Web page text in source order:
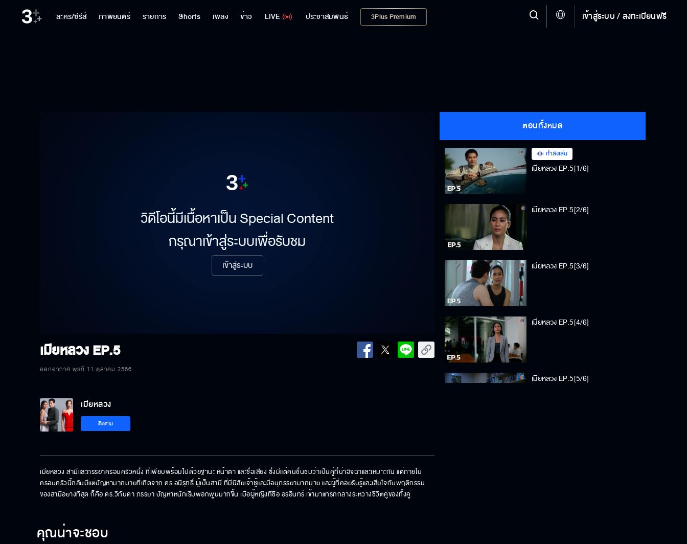
ละคร/ซีรีส์ ภาพยนตร์ รายการ Shorts เพลง ข่าว LIVE ประชาสัมพันธ์ 3Plus Premium เข้าสู่ระบบ / ลงทะเบียนฟรี
วิดีโอนี้มีเนื้อหาเป็น Special Content
กรุณาเข้าสู่ระบบเพื่อรับชม
เข้าสู่ระบบ
เมียหลวงEP.5
ออกอากาศ พุธที่ 11 ตุลาคม 2566
ตอนทั้งหมด
กำลังเล่น
เมียหลวง EP.5[1/6]
เมียหลวง EP.5[2/6]
เมียหลวง EP.5[3/6]
เมียหลวง EP.5[4/6]
เมียหลวง EP.5[5/6]
เมียหลวง
ติดตาม
เมียหลวง สามีและภรรยาครอบครัวหนึ่ง ที่เพียบพร้อมไปด้วยฐานะ หน้าตา และชื่อเสียง ซึ่งมีแต่คนชื่นชมว่าเป็นคู่ที่น่าอิจฉาและเหมาะกัน แต่ภายใน
ครอบครัวนี้กลับมีแต่ปัญหามากมายที่เกิดจาก ดร.อนิรุทธิ์ ผู้เป็นสามี ที่มีนิสัยเจ้าชู้และมีอนุภรรยามากมาย และผู้ที่คอยรับรู้และเสียใจกับพฤติกรรม
ของสามีอย่างที่สุด ก็คือ ดร.วิกันดา ภรรยา ปัญหาหนักเริ่มพอกพูนมากขึ้น เมื่อผู้หญิงที่ชื่อ อรอินทร์ เข้ามาแทรกกลางระหว่างชีวิตคู่ของทั้งคู่
คุณน่าจะชอบ